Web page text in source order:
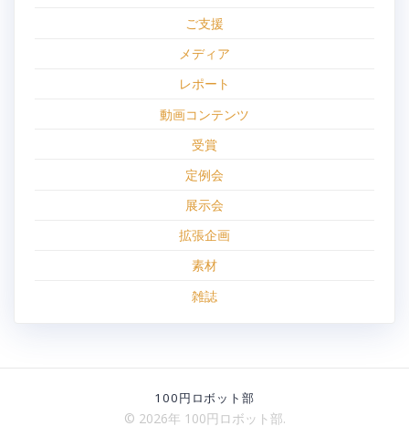
ご支援
メディア
レポート
動画コンテンツ
受賞
定例会
展示会
拡張企画
素材
雑誌
100円ロボット部
© 2026年 100円ロボット部.